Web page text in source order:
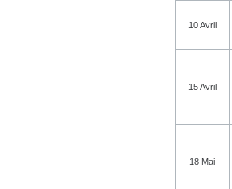
10 Avril
15 Avril
18 Mai